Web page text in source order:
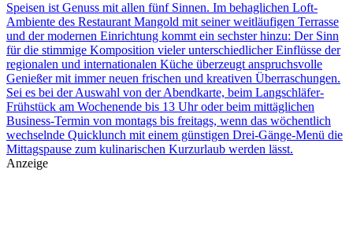
Speisen ist Genuss mit allen fünf Sinnen. Im behaglichen Loft-
Ambiente des Restaurant Mangold mit seiner weitläufigen Terrasse
und der modernen Einrichtung kommt ein sechster hinzu: Der Sinn
für die stimmige Komposition vieler unterschiedlicher Einflüsse der
regionalen und internationalen Küche überzeugt anspruchsvolle
Genießer mit immer neuen frischen und kreativen Überraschungen.
Sei es bei der Auswahl von der Abendkarte, beim Langschläfer-
Frühstück am Wochenende bis 13 Uhr oder beim mittäglichen
Business-Termin von montags bis freitags, wenn das wöchentlich
wechselnde Quicklunch mit einem günstigen Drei-Gänge-Menü die
Mittagspause zum kulinarischen Kurzurlaub werden lässt.
Anzeige